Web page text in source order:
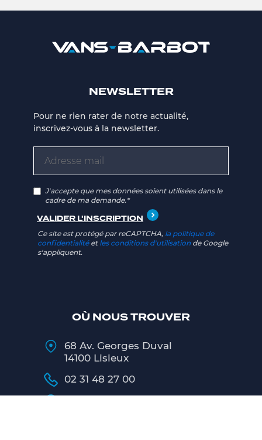
OÙ NOUS TROUVER
68 Av. Georges Duval
14100 Lisieux
02 31 48 27 00
NEWSLETTER
Pour ne rien rater de notre actualité,
inscrivez-vous à la newsletter.
J'accepte que mes données soient utilisées dans le
cadre de ma demande.*
Ce site est protégé par reCAPTCHA, la politique de
confidentialitéet les conditions d'utilisation de Google
s'appliquent.